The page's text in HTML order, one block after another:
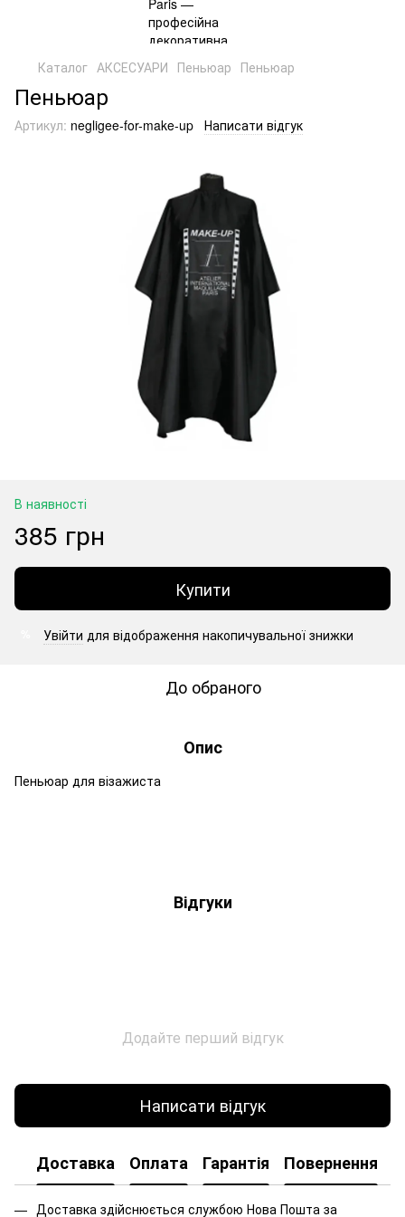
Каталог АКСЕСУАРИ Пеньюар Пеньюар
Пеньюар
Артикул: negligee-for-make-up Написати відгук
В наявності
385 грн
Купити
Увійти для відображення накопичувальної знижки
До обраного
Опис
Пеньюар для візажиста
Відгуки
Додайте перший відгук
Написати відгук
Доставка Оплата Гарантія Повернення
Доставка здійснюється службою Нова Пошта за